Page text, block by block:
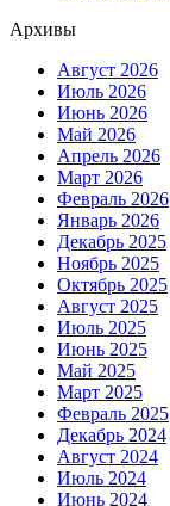
Архивы
Август 2026
Июль 2026
Июнь 2026
Май 2026
Апрель 2026
Март 2026
Февраль 2026
Январь 2026
Декабрь 2025
Ноябрь 2025
Октябрь 2025
Август 2025
Июль 2025
Июнь 2025
Май 2025
Март 2025
Февраль 2025
Декабрь 2024
Август 2024
Июль 2024
Июнь 2024